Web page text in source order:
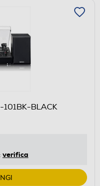
BLACK
verifica